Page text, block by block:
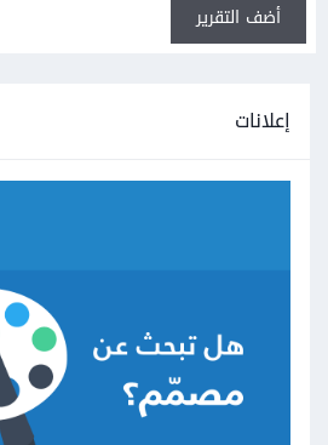
أضف التقرير
إعلانات